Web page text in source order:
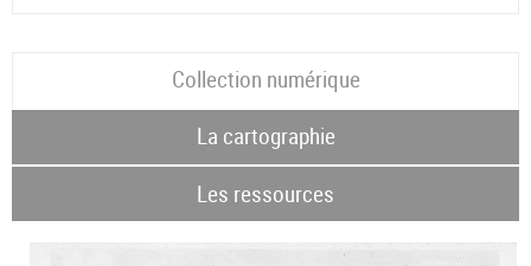
Collection numérique
La cartographie
Les ressources